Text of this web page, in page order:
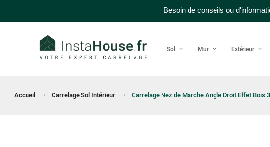
Besoin de conseils ou
Sol Mur Extérieur
Accueil Carrelage Sol Intérieur Carrelage Nez de Marche Angle Droit Effet Bois